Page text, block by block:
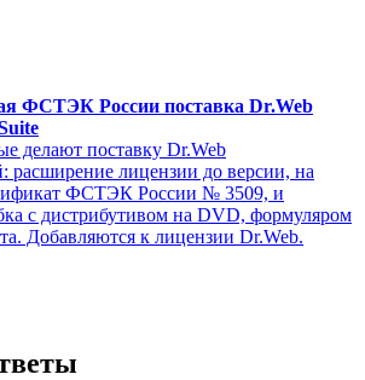
ФСТЭК России поставка Dr.Web
делают поставку Dr.Web
расширение лицензии до версии, на
ФСТЭК России № 3509, и
с дистрибутивом на DVD, формуляром
Добавляются к лицензии Dr.Web.